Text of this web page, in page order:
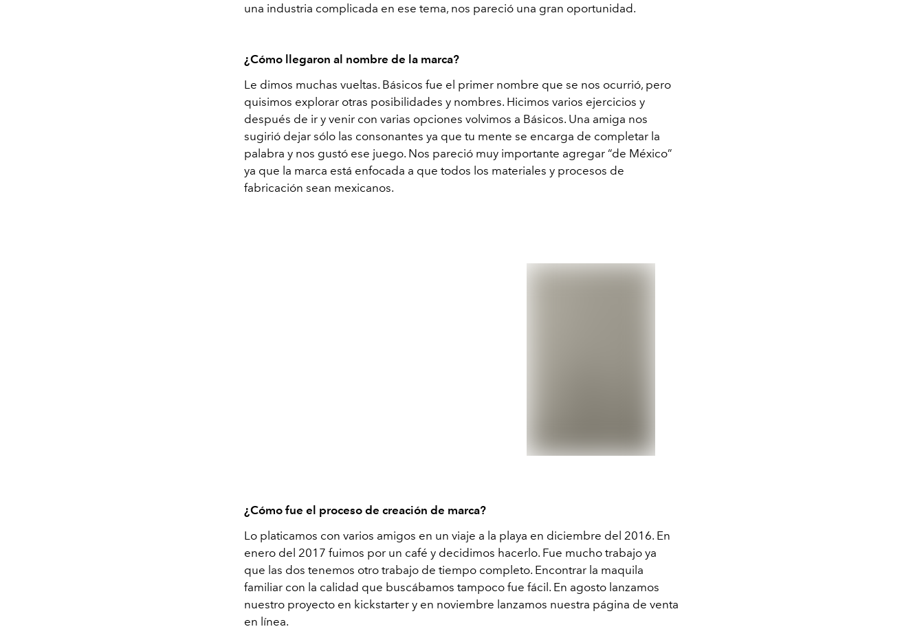
una industria complicada en ese tema, nos pareció una gran oportunidad.
¿Cómo llegaron al nombre de la marca?
Le dimos muchas vueltas. Básicos fue el primer nombre que se nos ocurrió, pero
quisimos explorar otras posibilidades y nombres. Hicimos varios ejercicios y
después de ir y venir con varias opciones volvimos a Básicos. Una amiga nos
sugirió dejar sólo las consonantes ya que tu mente se encarga de completar la
palabra y nos gustó ese juego. Nos pareció muy importante agregar “de México”
ya que la marca está enfocada a que todos los materiales y procesos de
fabricación sean mexicanos.
¿Cómo fue el proceso de creación de marca?
Lo platicamos con varios amigos en un viaje a la playa en diciembre del 2016. En
enero del 2017 fuimos por un café y decidimos hacerlo. Fue mucho trabajo ya
que las dos tenemos otro trabajo de tiempo completo. Encontrar la maquila
familiar con la calidad que buscábamos tampoco fue fácil. En agosto lanzamos
nuestro proyecto en kickstarter y en noviembre lanzamos nuestra página de venta
en línea.